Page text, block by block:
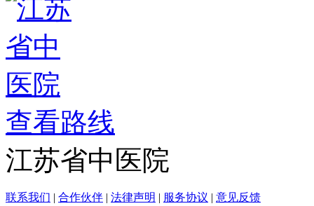
查看路线
江苏省中医院
联系我们 | 合作伙伴 | 法律声明 | 服务协议 | 意见反馈